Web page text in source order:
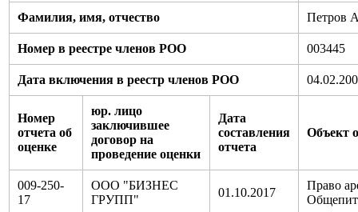
Фамилия, имя, отчество Петров
Номер в реестре членов РОО 003445
Дата включения в реестр членов РОО
Номер
отчета об
оценке
юр. лицо
заключившее
договор на
проведение оценки
Дата
составления
отчета
Объект
009-250-
17
ООО "БИЗНЕС
ГРУПП"
01.10.2017
Право